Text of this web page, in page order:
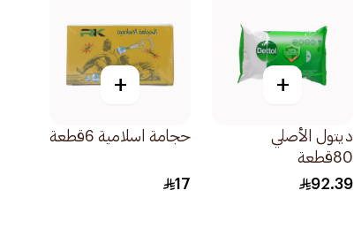
+
ديتول الأصلي
80قطعة
92.39
+
حجامة اسلامية 6قطعة
17